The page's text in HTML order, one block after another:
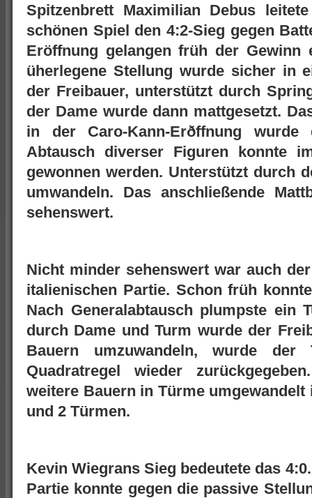
Spitzenbrett Maximilian Debus
schönen Spiel den 4:2-Sieg gegen
Eröffnung gelangen früh der
üherlegene Stellung wurde sicher in
der Freibauer, unterstützt durch
der Dame wurde dann mattgesetzt.
in der Caro-Kann-Erðffnung
Abtausch diverser Figuren konnte
gewonnen werden. Unterstützt durch
umwandeln. Das anschließende
sehenswert.
Nicht minder sehenswert war auch
italienischen Partie. Schon früh
Nach Generalabtausch plumpste ein
durch Dame und Turm wurde der
Bauern umzuwandeln, wurde
Quadratregel wieder
weitere Bauern in Türme
und 2 Türmen.
Kevin Wiegrans Sieg bedeutete das
Partie konnte gegen die passive